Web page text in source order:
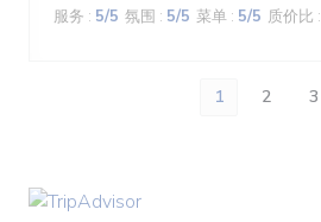
服务 : 5/5 氛围 : 5/5 菜单 : 5/5 质价比 :
1 2 3